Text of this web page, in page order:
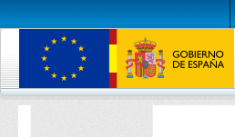
Conjuntos de datos